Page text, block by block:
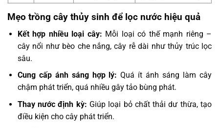
Mẹo trồng cây thủy sinh để lọc nước hiệu quả
Kết hợp nhiều loại cây: Mỗi loại có thế mạnh riêng –
cây nổi như bèo che nắng, cây rễ dài như thủy trúc lọc
sâu.
Cung cấp ánh sáng hợp lý: Quá ít ánh sáng làm cây
chậm phát triển, quá nhiều gây tảo bùng phát.
Thay nước định kỳ: Giúp loại bỏ chất thải dư thừa, tạo
điều kiện cho cây phát triển.